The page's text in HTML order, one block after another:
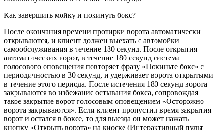
Как завершить мойку и покинуть бокс?
После окончания времени протирки ворота автоматически
открываются, и клиент должен выехать с автомойки
самообслуживания в течение 180 секунд. После открытия
автоматических ворот, в течение 180 секунд система
голосового оповещения повторяет фразу «Покиньте бокс» с
периодичностью в 30 секунд, и удерживает ворота открытыми
в течение этого периода. После истечения 180 секунд ворота
закрываются во избежание остывания бокса, сопровождая
такое закрытие ворот голосовым оповещением «Осторожно
ворота закрываются». Если клиент пропустил время закрытия
ворот и остался в боксе, то для выезда он может нажать
кнопку «Открыть ворота» на киоске (Интерактивный пульт